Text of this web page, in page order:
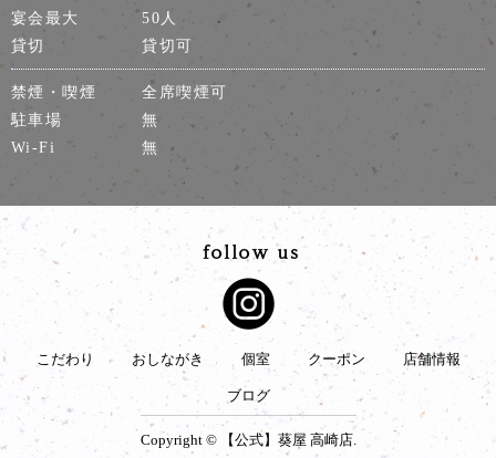
宴会最大
50人
貸切
貸切可
禁煙・喫煙
全席喫煙可
駐車場
無
Wi-Fi
無
こだわり おしながき 個室 クーポン 店舗情報
ブログ
Copyright © 【公式】葵屋 高崎店.